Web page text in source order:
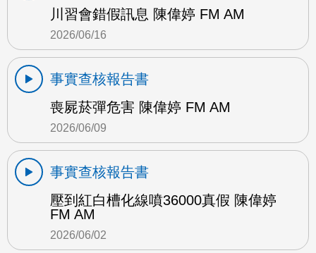
川習會錯假訊息 陳偉婷 FM AM
2026/06/16
事實查核報告書
喪屍菸彈危害 陳偉婷 FM AM
2026/06/09
事實查核報告書
壓到紅白槽化線噴36000真假 陳偉婷
FM AM
2026/06/02